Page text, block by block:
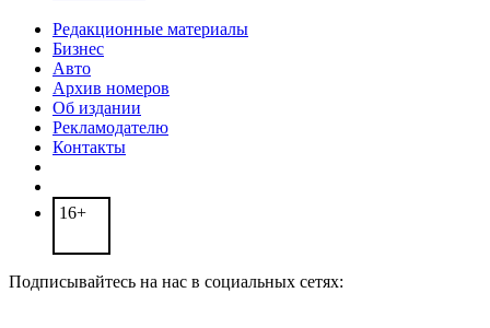
Редакционные материалы
Бизнес
Авто
Архив номеров
Об издании
Рекламодателю
Контакты
16+
Подписывайтесь на нас в социальных сетях: